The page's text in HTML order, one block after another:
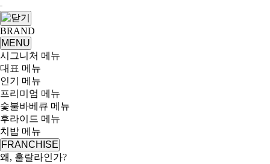
BRAND
MENU
시그니처 메뉴
대표 메뉴
인기 메뉴
프리미엄 메뉴
숯불바베큐 메뉴
후라이드 메뉴
치밥 메뉴
FRANCHISE
왜, 훌랄라인가?